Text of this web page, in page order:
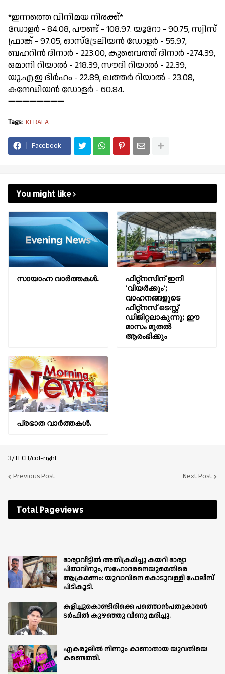
*ഇന്നത്തെ വിനിമയ നിരക്ക്*
ഡോളര്‍ - 84.08, പൗണ്ട് - 108.97. യൂറോ - 90.75, സ്വിസ്
ഫ്രാങ്ക് - 97.05, ഓസ്‌ട്രേലിയന്‍ ഡോളര്‍ - 55.97,
ബഹറിന്‍ ദിനാര്‍ - 223.00, കുവൈത്ത് ദിനാര്‍ -274.39,
ഒമാനി റിയാല്‍ - 218.39, സൗദി റിയാല്‍ - 22.39,
യു.എ.ഇ ദിര്‍ഹം - 22.89, ഖത്തര്‍ റിയാല്‍ - 23.08,
കനേഡിയന്‍ ഡോളര്‍ - 60.84.
➖➖➖➖➖➖➖➖
Tags: KERALA
Facebook
You might like
സായാഹ്ന വാര്‍ത്തകള്‍.
ഫിറ്റ്നസിന് ഇനി
'വിയർക്കും';
വാഹനങ്ങളുടെ
ഫിറ്റ്‌നസ് ടെസ്റ്റ്
ഡിജിറ്റലാകുന്നു; ഈ
മാസം മുതൽ
ആരംഭിക്കും
പ്രഭാത വാർത്തകൾ.
3/TECH/col-right
Previous Post
Next Post
Total Pageviews
ഭാര്യാവീട്ടിൽ അതിക്രമിച്ചു കയറി ഭാര്യാ
പിതാവിനും, സഹോദരനെയുമെതിരെ
ആക്രമണം: യുവാവിനെ കൊടുവള്ളി പോലീസ്
പിടികൂടി.
കളിച്ചുകൊണ്ടിരിക്കെ പത്തൊൻപതുകാരൻ
ടർഫിൽ കുഴഞ്ഞു വീണു മരിച്ചു.
എകരൂലിൽ നിന്നും കാണാതായ യുവതിയെ
കണ്ടെത്തി.